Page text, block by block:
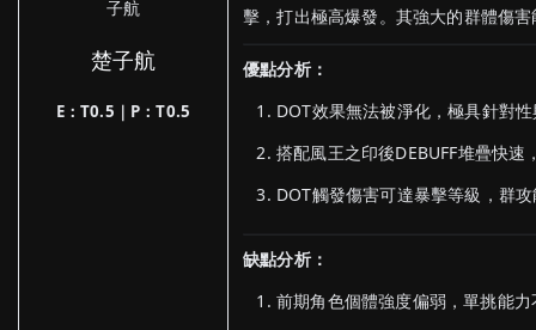
楚子航
E：T0.5｜P：T0.5
擊，打出極高爆發。其強大的群體傷
優點分析：
DOT效果無法被淨化，極具針對
搭配風王之印後DEBUFF堆疊快速
DOT觸發傷害可達暴擊等級，群
缺點分析：
前期角色個體強度偏弱，單挑能力